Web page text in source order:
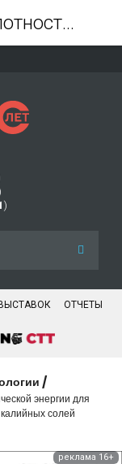
)
ОТЧЕТЫ
/
энергии для
солей
реклама 16+
Алгоритм прогноза плотности выделения сейсмической энергии для рудника СКРУ-1 Верхнекамского месторождения калийных солей - Журнал Горная промышленность